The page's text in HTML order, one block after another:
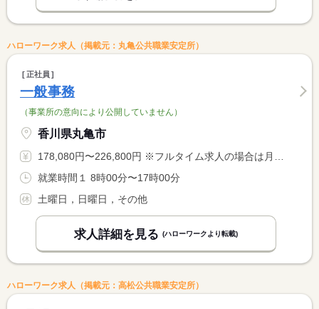
ハローワーク求人（掲載元：丸亀公共職業安定所）
正社員
一般事務
（事業所の意向により公開していません）
香川県丸亀市
178,080円〜226,800円 ※フルタイム求人の場合は月額（換算額）、パート求人の場合は時間額を表示しています。
就業時間１ 8時00分〜17時00分
土曜日，日曜日，その他
求人詳細を見る (ハローワークより転載)
ハローワーク求人（掲載元：高松公共職業安定所）